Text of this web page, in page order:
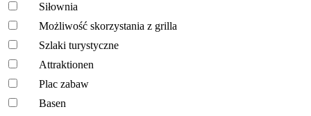
Siłownia
Możliwość skorzystania z grilla
Szlaki turystyczne
Attraktionen
Plac zabaw
Basen